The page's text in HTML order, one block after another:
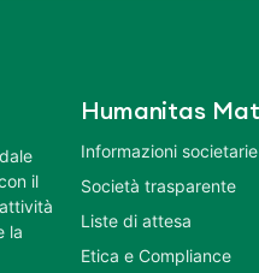
il
la
Humanitas
Informazioni societarie
Società trasparente
Liste di attesa
Etica e Compliance